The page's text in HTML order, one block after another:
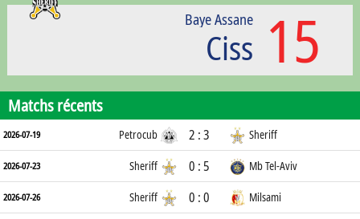
15
Baye Assane
Ciss
Matchs récents
2026-07-19 Petrocub 2 : 3 Sheriff
2026-07-23 Sheriff 0 : 5 Mb Tel-Aviv
2026-07-26 Sheriff 0 : 0 Milsami